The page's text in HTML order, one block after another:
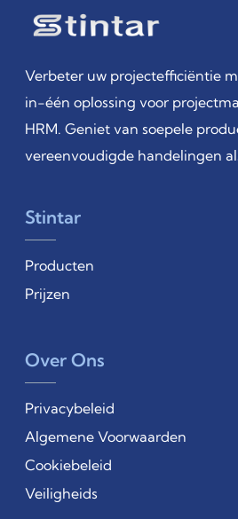
Verbeter uw projectefficiëntie
in-één oplossing voor
HRM. Geniet van soepele
vereenvoudigde handelingen
Stintar
Producten
Prijzen
Over Ons
Privacybeleid
Algemene Voorwaarden
Cookiebeleid
Veiligheids